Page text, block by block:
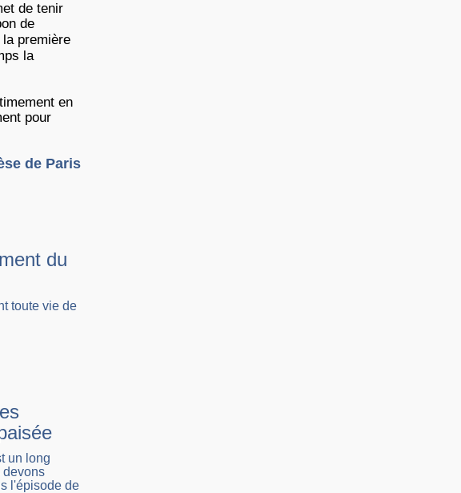
de tenir
de
première
la
en
pour
de Paris
du
toute vie de
un long
devons
l'épisode de